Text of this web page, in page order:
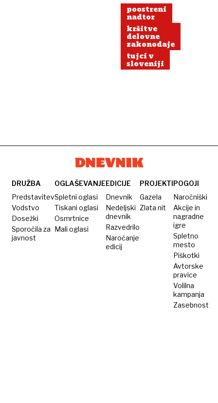
poostreni
nadtor
kršitve
delovne
zakonodaje
tujci v
sloveniji
DRUŽBA
Predstavitev
Vodstvo
Dosežki
Sporočila za
javnost
OGLAŠEVANJE
Spletni oglasi
Tiskani oglasi
Osmrtnice
Mali oglasi
EDICIJE
Dnevnik
Nedeljski
dnevnik
Razvedrilo
Naročanje
edicij
PROJEKTI
Gazela
Zlata nit
POGOJI
Naročniški
Akcije in
nagradne
igre
Spletno
mesto
Piškotki
Avtorske
pravice
Volilna
kampanja
Zasebnost